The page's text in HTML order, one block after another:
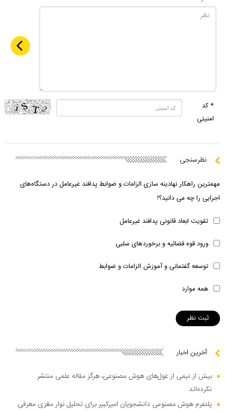
* کد
امنیتی
نظرسنجی
مهمترین راهکار نهادینه سازی الزامات و ضوابط پدافند غیرعامل در دستگاه‌های
اجرایی را چه می دانید؟!
تقویت ابعاد قانونی پدافند غیرعامل
ورود قوه قضائیه و برخوردهای سلبی
توسعه گفتمانی و آموزش الزامات و ضوابط
همه موارد
آخرین اخبار
بیش از نیمی از غول‌های هوش مصنوعی، هرگز مقاله علمی منتشر
نکرده‌اند
پلتفرم هوش مصنوعی دانشجویان امیرکبیر برای تحلیل نوار مغزی معرفی